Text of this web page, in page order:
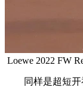
Loewe 2022 FW
同样是超短开衫